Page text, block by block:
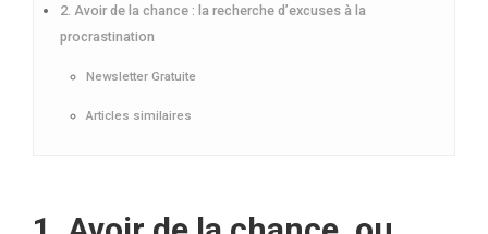
2. Avoir de la chance : la recherche d’excuses à la
procrastination
Newsletter Gratuite
Articles similaires